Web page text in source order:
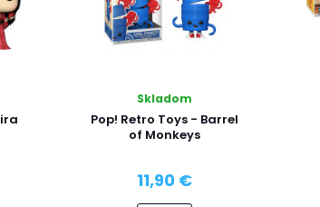
Skladom
Pop! Retro Toys - Barrel
of Monkeys
11,90 €